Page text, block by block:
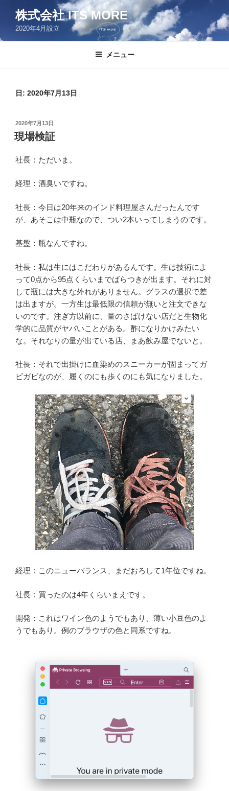
ン
株式会社 ITS MORE
2020年4月設立
メニュー
日: 2020年7月13日
投
稿
日:
2020年7月13日
現場検証
社長：ただいま。
経理：酒臭いですね。
社長：今日は20年来のインド料理屋さんだったんです
が、あそこは中瓶なので、つい2本いってしまうのです。
基盤：瓶なんですね。
社長：私は生にはこだわりがあるんです。生は技術によ
って0点から95点くらいまでばらつきが出ます。それに対
して瓶には大きな外れがありません。グラスの選択で差
は出ますが。一方生は最低限の信頼が無いと注文できな
いのです。注ぎ方以前に、量のさばけない店だと生物化
学的に品質がヤバいことがある。酢になりかけみたい
な。それなりの量が出ている店、まあ飲み屋でないと。
社長：それで出掛けに血染めのスニーカーが固まってガ
ビガビなのが、履くのにも歩くのにも気になりました。
経理：このニューバランス、まだおろして1年位ですね。
社長：買ったのは4年くらいまえです。
開発：これはワイン色のようでもあり、薄い小豆色のよ
うでもあり。例のブラウザの色と同系ですね。